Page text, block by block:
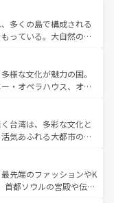
きる。 なお、新
を参照してほしい。
ピング、エンターテイ
トだ。一方、アメリカ
キャニオンやイエロー
美食が融合した独特の
地域で異なる魅力を楽
史を感じることができ
しい。
多くの島で構成される
っている。大自然の神
観光地といえばオアフ
ウイ島やカウアイ島が
く海をはじめ、豊かな
迎えてくれるハワイの
ワイアンミュージッ
てがハワイの魅力を彩
。
様な文化が魅力の国。
・オペラハウス、オー
ウルル（エアーズロッ
ケアンズの熱帯雨林な
フェやワイン、オージ
り、サーフィンやダイ
ア好きにはたまらな
存分に味わいつくそ
台湾は、多彩な文化と
気あふれる大都市の台
東部など、都市の喧騒
れる人に新しい発見と
深い台湾の食文化も魅
先端のファッションやK
首都ソウルの宮殿や伝統